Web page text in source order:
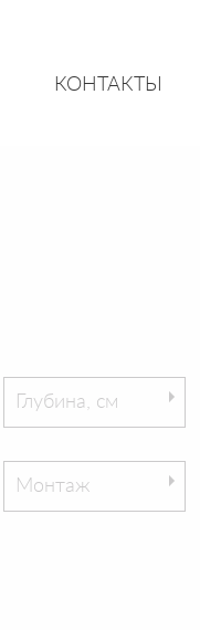
КОНТАКТЫ
Глубина, см
Монтаж